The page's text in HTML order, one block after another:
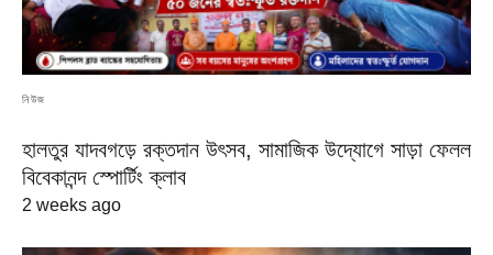
নিউজ
হালতুর যাদবগড়ে রক্তদান উৎসব, সামাজিক উদ্যোগে সাড়া ফেলল
বিবেকানন্দ স্পোর্টিং ক্লাব
2 weeks ago